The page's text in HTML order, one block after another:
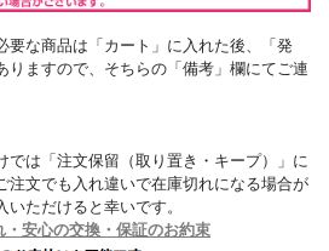
な商品は「カート」に入れた後、「発
りますので、そちらの「備考」欄にてご連
は「注文保留（取り置き・キープ）」に
注文でも入れ違いで在庫切れになる場合が
いただけると幸いです。
安心の交換・保証のお約束